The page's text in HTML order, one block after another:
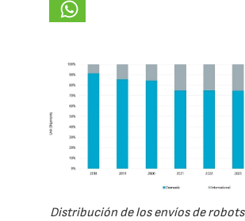
Distribución de los envíos de